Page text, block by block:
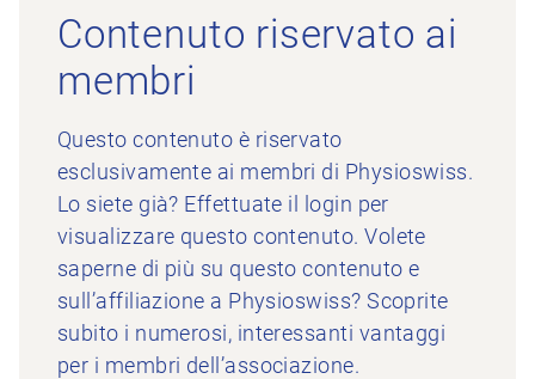
Contenuto riservato ai
membri
Questo contenuto è riservato
esclusivamente ai membri di Physioswiss.
Lo siete già? Effettuate il login per
visualizzare questo contenuto. Volete
saperne di più su questo contenuto e
sull’affiliazione a Physioswiss? Scoprite
subito i numerosi, interessanti vantaggi
per i membri dell’associazione.